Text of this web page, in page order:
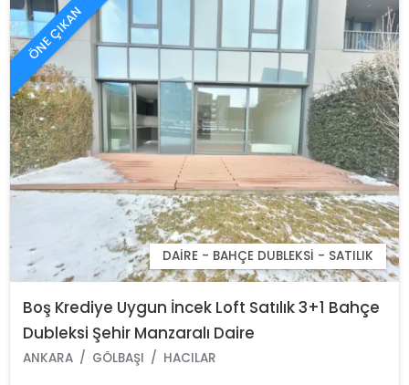
ÖNE ÇIKAN
DAIRE - BAHÇE DUBLEKSI - SATILIK
Boş Krediye Uygun İncek Loft Satılık 3+1 Bahçe
Dubleksi Şehir Manzaralı Daire
ANKARA GÖLBAŞI HACILAR